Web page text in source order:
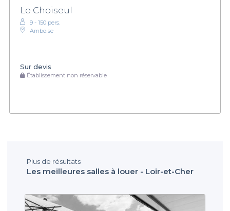
Le Choiseul
9 - 150 pers.
Amboise
Sur devis
Établissement non réservable
Plus de résultats
Les meilleures salles à louer - Loir-et-Cher